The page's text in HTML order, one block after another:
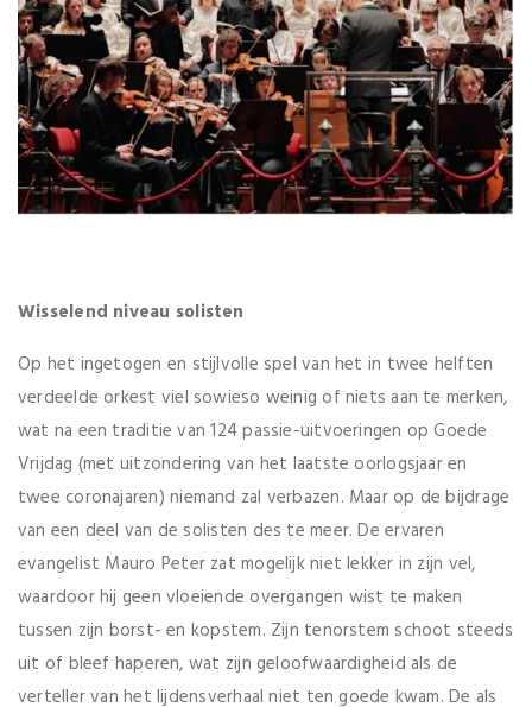
Wisselend niveau solisten
Op het ingetogen en stijlvolle spel van het in twee helften
verdeelde orkest viel sowieso weinig of niets aan te merken,
wat na een traditie van 124 passie-uitvoeringen op Goede
Vrijdag (met uitzondering van het laatste oorlogsjaar en
twee coronajaren) niemand zal verbazen. Maar op de bijdrage
van een deel van de solisten des te meer. De ervaren
evangelist Mauro Peter zat mogelijk niet lekker in zijn vel,
waardoor hij geen vloeiende overgangen wist te maken
tussen zijn borst- en kopstem. Zijn tenorstem schoot steeds
uit of bleef haperen, wat zijn geloofwaardigheid als de
verteller van het lijdensverhaal niet ten goede kwam. De als